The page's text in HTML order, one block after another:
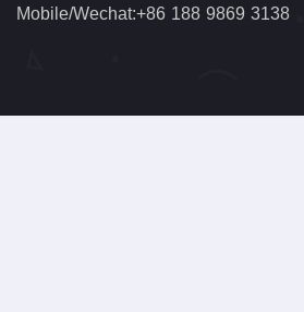
Mobile/Wechat:+86 188 9869 3138